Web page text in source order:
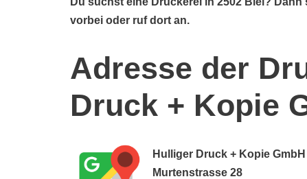
vorbei oder ruf dort an.
Adresse der
Druck + Kopie
Hulliger Druck + Kopie GmbH
Murtenstrasse 28